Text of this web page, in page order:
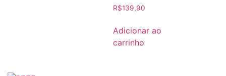
R$139,90
Adicionar ao
carrinho